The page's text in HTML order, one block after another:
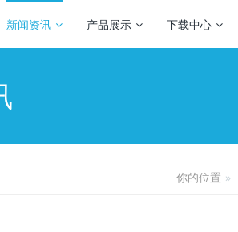
新闻资讯 产品展示 下载中心
你的位置